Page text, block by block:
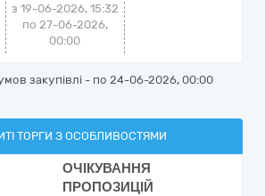
з 19-06-2026, 15:32
по 27-06-2026,
00:00
закупівлі - по 24-06-2026, 00:00
ТОРГИ З ОСОБЛИВОСТЯМИ
ОЧІКУВАННЯ
ПРОПОЗИЦІЙ